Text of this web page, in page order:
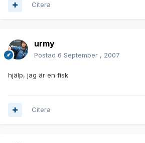
Citera
urmy
Postad 6 September , 2007
hjälp, jag är en fisk
Citera